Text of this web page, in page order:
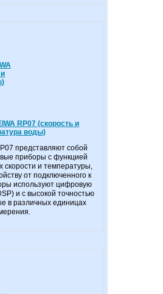
RP07 (скорость и
воды)
представляют собой
приборы с функцией
и температуры,
от подключенного к
используют цифровую
и с высокой точностью
в различных единицах